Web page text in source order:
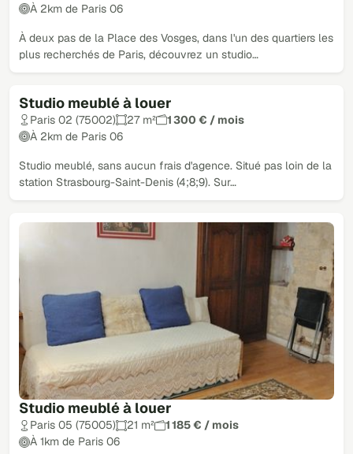
À 2km de Paris 06
À deux pas de la Place des Vosges, dans l'un des quartiers les
plus recherchés de Paris, découvrez un studio…
Studio meublé à louer
Paris 02 (75002) 27 m²
1 300 € / mois
À 2km de Paris 06
Studio meublé, sans aucun frais d'agence. Situé pas loin de la
station Strasbourg-Saint-Denis (4;8;9). Sur…
Studio meublé à louer
Paris 05 (75005) 21 m²
1 185 € / mois
À 1km de Paris 06